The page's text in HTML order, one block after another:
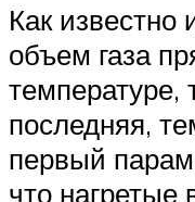
Как известно
объем газа
последняя,
первый
что нагретые